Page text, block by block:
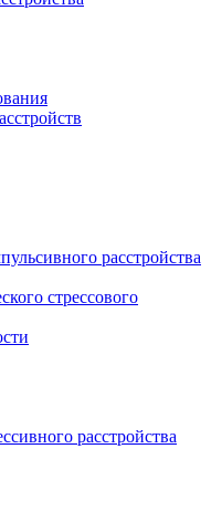
расстройства
стрессового
расстройства